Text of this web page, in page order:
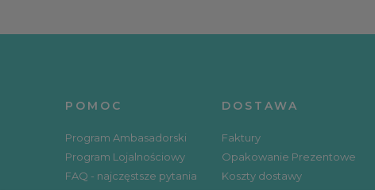
POMOC
Program Ambasadorski
Program Lojalnościowy
FAQ - najczęstsze pytania
DOSTAWA
Faktury
Opakowanie Prezentowe
Koszty dostawy